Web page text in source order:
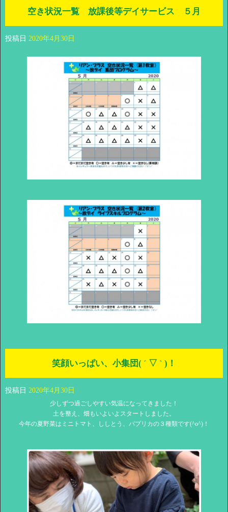
空き状況一覧 放課後等デイサービス ５月
投稿日 2020年4月30日
笑顔いっぱい、小集団( ´ ▽ ` )！
投稿日 2020年4月30日
少しずつ過ごしやすい気温になってきました！
土を整え、畑もいよいよスタートしました。
今年の夏野菜はミニトマト、ししとう、パプリカの３種類です(^o^)！